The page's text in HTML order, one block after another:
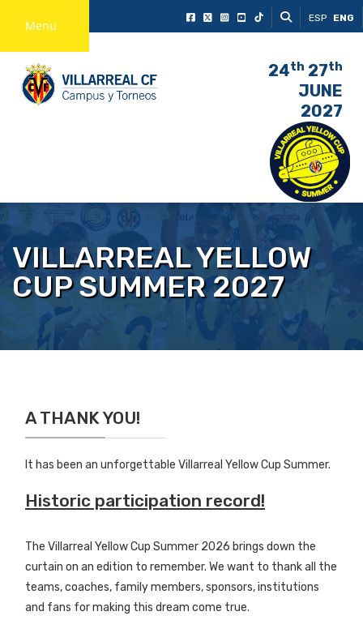
Menu ESP ENG
24th 27th
JUNE
2027
VILLARREAL YELLOW
CUP SUMMER 2027
A THANK YOU!
It has been an unforgettable Villarreal Yellow Cup Summer.
Historic participation record!
The Villarreal Yellow Cup Summer 2026 brings down the
curtain on an edition to remember. We want to thank all the
teams, coaches, family members, sponsors, institutions
and fans for making this dream come true.